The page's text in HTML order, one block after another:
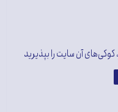
آن سایت را بپذیرید